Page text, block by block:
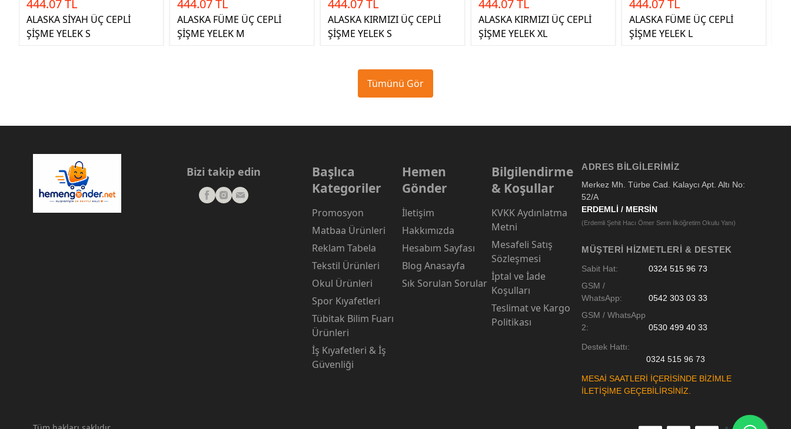
444.07 TL
ALASKA SİYAH ÜÇ CEPLİ
ŞİŞME YELEK S
444.07 TL
ALASKA FÜME ÜÇ CEPLİ
ŞİŞME YELEK M
444.07 TL
ALASKA KIRMIZI ÜÇ CEPLİ
ŞİŞME YELEK S
444.07 TL
ALASKA KIRMIZI ÜÇ CEPLİ
ŞİŞME YELEK XL
444.07 TL
ALASKA FÜME ÜÇ CEPLİ
ŞİŞME YELEK L
Tümünü Gör
Bizi takip edin
Başlıca
Kategoriler
Promosyon
Matbaa Ürünleri
Reklam Tabela
Tekstil Ürünleri
Okul Ürünleri
Spor Kıyafetleri
Tübitak Bilim Fuarı
Ürünleri
İş Kıyafetleri & İş
Güvenliği
Hemen
Gönder
İletişim
Hakkımızda
Hesabım Sayfası
Blog Anasayfa
Sık Sorulan Sorular
Bilgilendirme
& Koşullar
KVKK Aydınlatma
Metni
Mesafeli Satış
Sözleşmesi
İptal ve İade
Koşulları
Teslimat ve Kargo
Politikası
ADRES BILGILERIMIZ
Merkez Mh. Türbe Cad. Kalaycı Apt. Altı No:
52/A
ERDEMLİ / MERSİN
(Erdemli Şehit Hacı Ömer Serin İlköğretim Okulu Yanı)
MÜŞTERI HIZMETLERI & DESTEK
Sabit Hat:
0324 515 96 73
GSM /
WhatsApp:
0542 303 03 33
GSM / WhatsApp
2:
0530 499 40 33
Destek Hattı:
0324 515 96 73
MESAİ SAATLERİ İÇERİSİNDE BİZİMLE
İLETİŞİME GEÇEBİLİRSİNİZ.